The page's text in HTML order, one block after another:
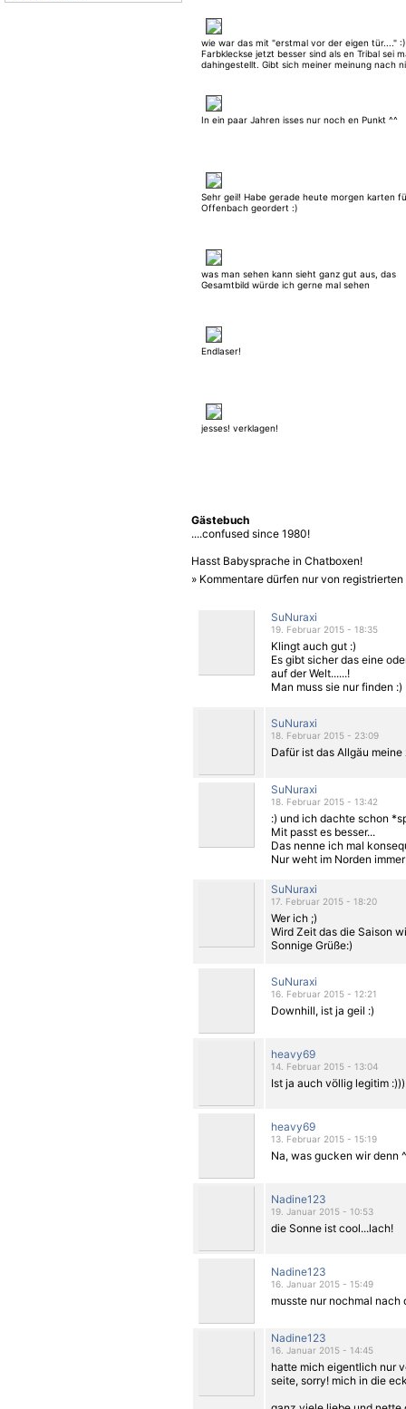
wie war das mit "erstmal vor der eigen tür...."
Farbkleckse jetzt besser sind als en Tribal sei
dahingestellt. Gibt sich meiner meinung nach
In ein paar Jahren isses nur noch en Punkt ^^
Sehr geil! Habe gerade heute morgen karten
Offenbach geordert :)
was man sehen kann sieht ganz gut aus, das
Gesamtbild würde ich gerne mal sehen
Endlaser!
jesses! verklagen!
Gästebuch
....confused since 1980!
Hasst Babysprache in Chatboxen!
» Kommentare dürfen nur von
SuNuraxi
19. Februar 2015 - 18:35
Klingt auch gut :)
Es gibt sicher das eine
auf der Welt......!
Man muss sie nur finden :)
SuNuraxi
18. Februar 2015 - 23:09
Dafür ist das Allgäu
SuNuraxi
18. Februar 2015 - 13:42
:) und ich dachte schon
Mit passt es besser...
Das nenne ich mal
Nur weht im Norden
SuNuraxi
17. Februar 2015 - 18:20
Wer ich ;)
Wird Zeit das die Saison
Sonnige Grüße:)
SuNuraxi
16. Februar 2015 - 12:21
Downhill, ist ja geil :)
heavy69
14. Februar 2015 - 13:04
Ist ja auch völlig legitim :)))
heavy69
13. Februar 2015 - 15:19
Na, was gucken wir denn
Nadine123
19. Januar 2015 - 10:53
die Sonne ist cool...lach!
Nadine123
16. Januar 2015 - 15:49
musste nur nochmal
Nadine123
16. Januar 2015 - 14:45
hatte mich eigentlich nur
seite, sorry! mich in die